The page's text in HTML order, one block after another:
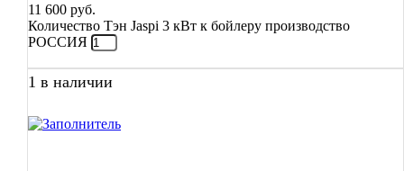
11 600 руб.
Количество Тэн Jaspi 3 кВт к бойлеру производство
РОССИЯ
1 в наличии